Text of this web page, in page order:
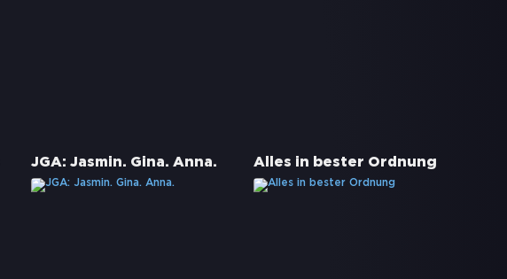
JGA: Jasmin. Gina. Anna. Alles in bester Ordnung